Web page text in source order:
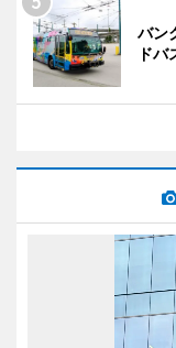
バン
ド